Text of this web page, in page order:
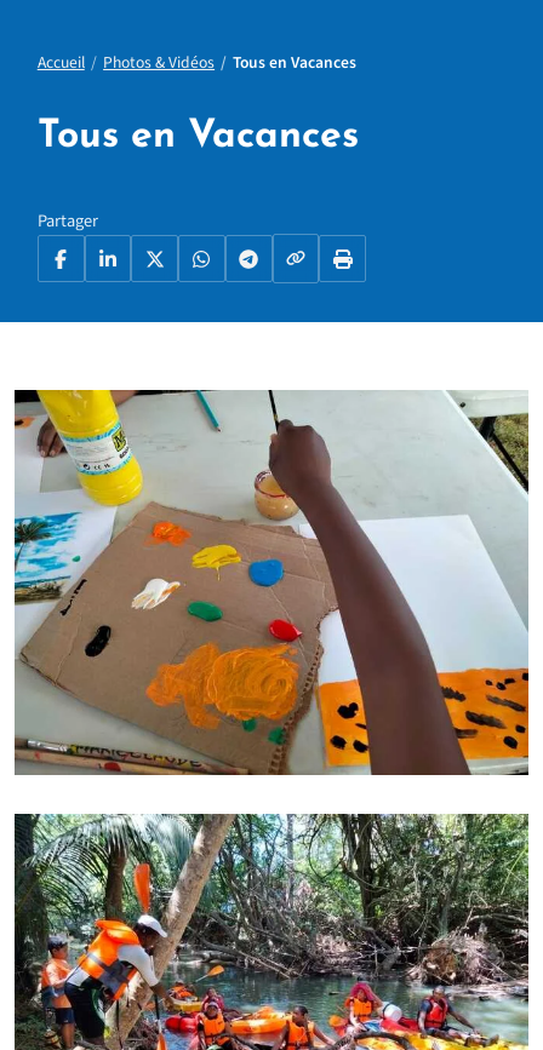
Accueil Photos & Vidéos Tous en Vacances
Tous en Vacances
Partager
FacebookLinkedIn
X WhatsAppTelegramCopier le lien
Imprimer la page